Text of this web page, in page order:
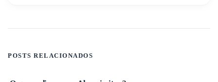
POSTS RELACIONADOS